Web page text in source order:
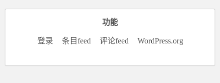
功能
登录 条目feed 评论feed WordPress.org